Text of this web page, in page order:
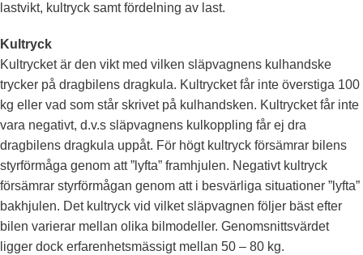
lastvikt, kultryck samt fördelning av last.
Kultryck
Kultrycket är den vikt med vilken släpvagnens kulhandske
trycker på dragbilens dragkula. Kultrycket får inte överstiga 100
kg eller vad som står skrivet på kulhandsken. Kultrycket får inte
vara negativt, d.v.s släpvagnens kulkoppling får ej dra
dragbilens dragkula uppåt. För högt kultryck försämrar bilens
styrförmåga genom att ”lyfta” framhjulen. Negativt kultryck
försämrar styrförmågan genom att i besvärliga situationer ”lyfta”
bakhjulen. Det kultryck vid vilket släpvagnen följer bäst efter
bilen varierar mellan olika bilmodeller. Genomsnittsvärdet
ligger dock erfarenhetsmässigt mellan 50 – 80 kg.